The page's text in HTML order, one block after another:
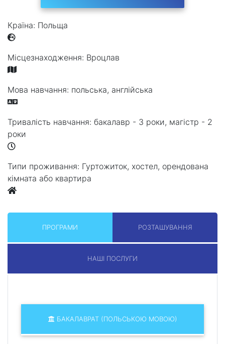
Країна: Польща
Місцезнаходження: Вроцлав
Мова навчання: польська, англійська
Тривалість навчання: бакалавр - 3 роки, магістр - 2
роки
Типи проживання: Гуртожиток, хостел, орендована
кімната або квартира
ПРОГРАМИ РОЗТАШУВАННЯ
НАШІ ПОСЛУГИ
БАКАЛАВРАТ (ПОЛЬСЬКОЮ МОВОЮ)